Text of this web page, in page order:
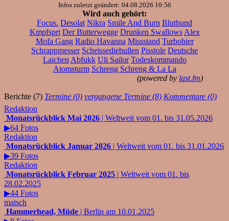
Infos zuletzt geändert: 04.08.2026 10:56
Wird auch gehört:
Focus. Desolat Nikra Smile And Burn Bluthund
Kmpfsprt Der Butterwegge Drunken Swallows Alex
Mofa Gang Radio Havanna Missstand Turbobier
Schrappmesser Scheissediebullen Pisstole Deutsche
Laichen Abfukk Uli Sailor Todeskommando
Atomsturm Schreng Schreng & La La
(powered by last.fm)
Berichte (7) Termine (0) vergangene Termine (8) Kommentare (0)
Redaktion
Monatsrückblick Mai 2026 | Weltweit vom 01. bis 31.05.2026
▶64 Fotos
Redaktion
Monatsrückblick Januar 2026 | Weltweit vom 01. bis 31.01.2026
▶39 Fotos
Redaktion
Monatsrückblick Februar 2025 | Weltweit vom 01. bis
28.02.2025
▶44 Fotos
matsch
Hammerhead, Müde | Berlin am 10.01.2025